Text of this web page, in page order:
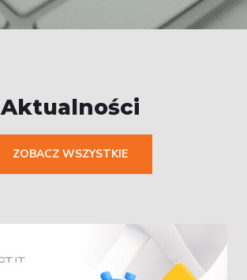
Aktualności
ZOBACZ WSZYSTKIE